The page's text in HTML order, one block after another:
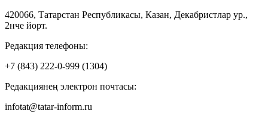
420066, Татарстан Республикасы, Казан, Декабристлар ур.,
2нче йорт.
Редакция телефоны:
+7 (843) 222-0-999 (1304)
Редакциянең электрон почтасы:
infotat@tatar-inform.ru